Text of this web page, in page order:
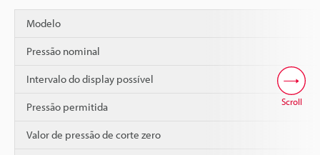
Modelo
Pressão nominal
Intervalo do display possível
Pressão permitida
Valor de pressão de corte zero
Scroll